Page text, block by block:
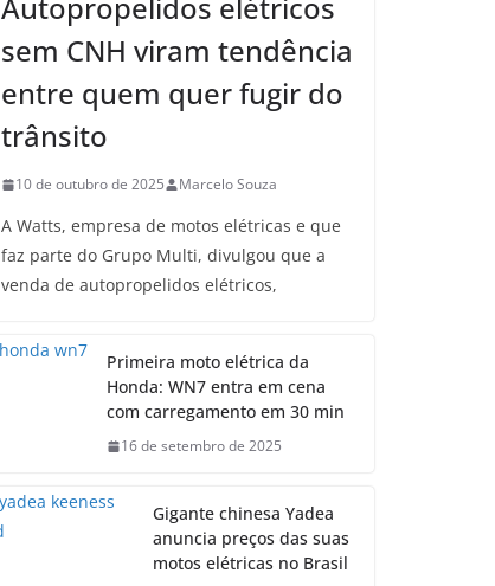
Autopropelidos elétricos
sem CNH viram tendência
entre quem quer fugir do
trânsito
10 de outubro de 2025 Marcelo Souza
A Watts, empresa de motos elétricas e que
faz parte do Grupo Multi, divulgou que a
venda de autopropelidos elétricos,
Primeira moto elétrica da
Honda: WN7 entra em cena
com carregamento em 30 min
16 de setembro de 2025
Gigante chinesa Yadea
anuncia preços das suas
motos elétricas no Brasil